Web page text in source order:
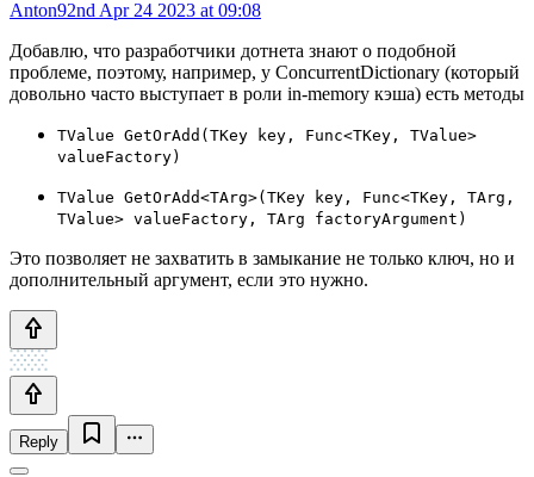
Anton92nd Apr 24 2023 at 09:08
Добавлю, что разработчики дотнета знают о подобной
проблеме, поэтому, например, у ConcurrentDictionary (который
довольно часто выступает в роли in-memory кэша) есть методы
TValue GetOrAdd(TKey key, Func<TKey, TValue>
valueFactory)
TValue GetOrAdd<TArg>(TKey key, Func<TKey, TArg,
TValue> valueFactory, TArg factoryArgument)
Это позволяет не захватить в замыкание не только ключ, но и
дополнительный аргумент, если это нужно.
Reply